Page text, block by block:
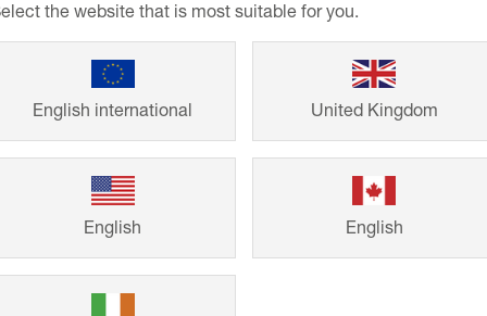
Referenties
Van
intelligente
garant voor een
Laat de
onze klanten u
project te
the website that is most suitable for you.
English international United Kingdom
English English